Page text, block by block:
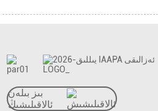
بىز بىلەن
ئالاقىلىشىڭ